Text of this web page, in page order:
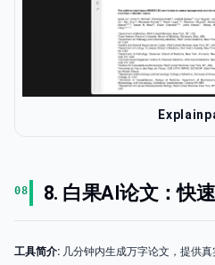
08 8. 白果AI论文：快
工具简介: 几分钟内生成万字论文，提供